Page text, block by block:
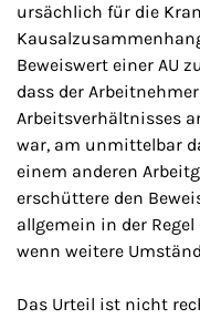
ursächlich für die
Beweiswert einer AU
dass der
Arbeitsverhältnisses
war, am unmittelbar
einem anderen
erschüttere den
allgemein in der
wenn weitere
Das Urteil ist nicht